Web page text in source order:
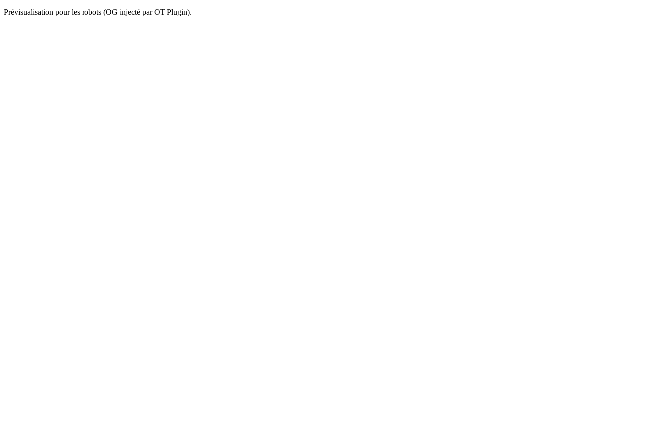
Prévisualisation pour les robots (OG injecté par OT Plugin).